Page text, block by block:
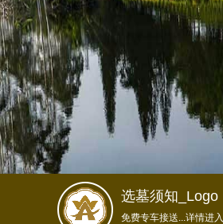
选墓须知_Logo
免费专车接送...详情进入